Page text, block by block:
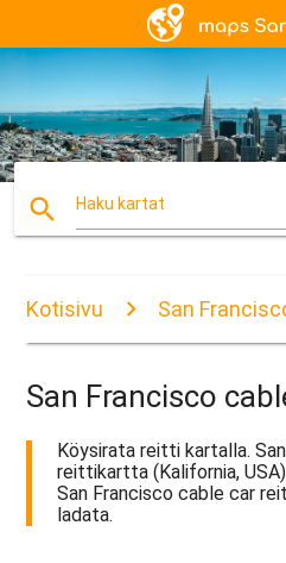
search Haku kartat
Kotisivu San
San Francisco
Köysirata reitti kartalla.
reittikartta (Kalifornia,
San Francisco cable car
ladata.